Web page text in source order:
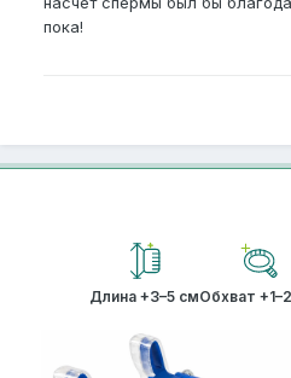
пока!
Длина +3–5 смОбхват